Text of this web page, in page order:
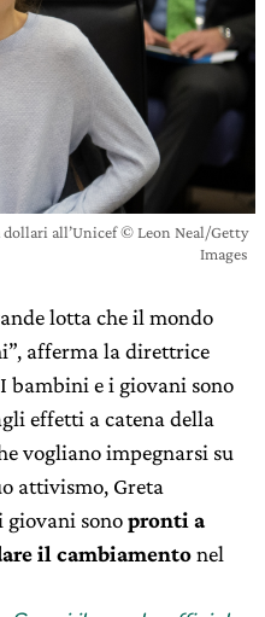
all’Unicef © Leon Neal/Getty
Images
lotta che il mondo
afferma la direttrice
bambini e i giovani sono
effetti a catena della
vogliano impegnarsi su
attivismo, Greta
giovani sonopronti a
il cambiamentonel